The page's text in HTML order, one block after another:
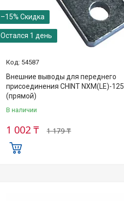
–15%
Остался 1 день
54587
Внешние выводы для переднего
присоединения CHINT NXM(LE)-125
(прямой)
В наличии
1 179 ₸
1 002 ₸